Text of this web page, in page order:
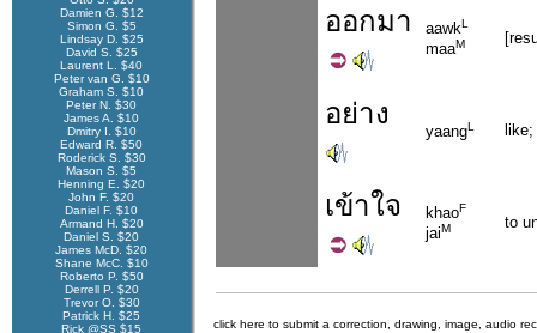
Damien G. $12
Simon G. $5
Lindsay D. $25
David S. $25
Laurent L. $40
Peter van G. $10
Graham S. $10
Peter N. $30
James A. $10
Dmitry I. $10
Edward R. $50
Roderick S. $30
Mason S. $5
Henning E. $20
John F. $20
Daniel F. $10
Armand H. $20
Daniel S. $20
James McD. $20
Shane McC. $10
Roberto P. $50
Derrell P. $20
Trevor O. $30
Patrick H. $25
Rick @SS $15
ออกมา aawkL
maaM
อย่าง
yaangL
เข้าใจ khaoF
jaiM to
click here to submit a correction, drawing, image, audio